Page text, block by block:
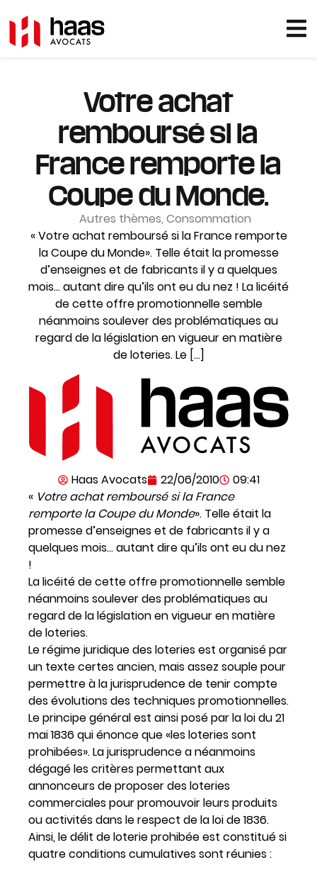
Votre achat
remboursé si la
France remporte la
Coupe du Monde.
Autres thèmes, Consommation
« Votre achat remboursé si la France remporte
la Coupe du Monde». Telle était la promesse
d’enseignes et de fabricants il y a quelques
mois… autant dire qu’ils ont eu du nez ! La licéité
de cette offre promotionnelle semble
néanmoins soulever des problématiques au
regard de la législation en vigueur en matière
de loteries. Le […]
Haas Avocats 22/06/2010
09:41
« Votre achat remboursé si la France
remporte la Coupe du Monde». Telle était la
promesse d’enseignes et de fabricants il y a
quelques mois… autant dire qu’ils ont eu du nez
!
La licéité de cette offre promotionnelle semble
néanmoins soulever des problématiques au
regard de la législation en vigueur en matière
de loteries.
Le régime juridique des loteries est organisé par
un texte certes ancien, mais assez souple pour
permettre à la jurisprudence de tenir compte
des évolutions des techniques promotionnelles.
Le principe général est ainsi posé par la loi du 21
mai 1836 qui énonce que «les loteries sont
prohibées». La jurisprudence a néanmoins
dégagé les critères permettant aux
annonceurs de proposer des loteries
commerciales pour promouvoir leurs produits
ou activités dans le respect de la loi de 1836.
Ainsi, le délit de loterie prohibée est constitué si
quatre conditions cumulatives sont réunies :